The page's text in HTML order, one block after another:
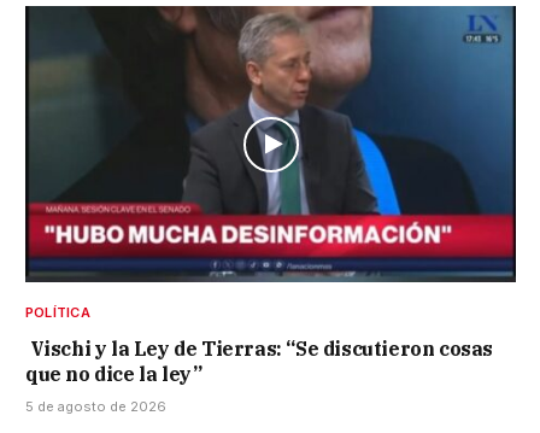
POLÍTICA
Vischi y la Ley de Tierras: “Se discutieron cosas
que no dice la ley”
5 de agosto de 2026